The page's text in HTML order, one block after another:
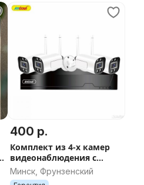
400 р.
Комплект из 4-х камер
видеонаблюдения с
видеорегистратором
Andowl Q-S777 PRO 4
Минск, Фрунзенский